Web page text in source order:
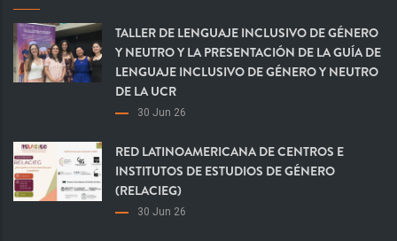
TALLER DE LENGUAJE INCLUSIVO DE GÉNERO
Y NEUTRO Y LA PRESENTACIÓN DE LA GUÍA DE
LENGUAJE INCLUSIVO DE GÉNERO Y NEUTRO
DE LA UCR
30 Jun 26
RED LATINOAMERICANA DE CENTROS E
INSTITUTOS DE ESTUDIOS DE GÉNERO
(RELACIEG)
30 Jun 26